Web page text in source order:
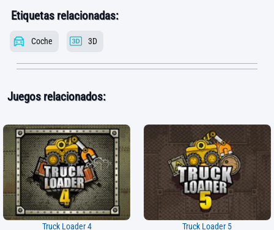
Etiquetas relacionadas:
Coche 3D
Juegos relacionados:
Truck Loader 4 Truck Loader 5